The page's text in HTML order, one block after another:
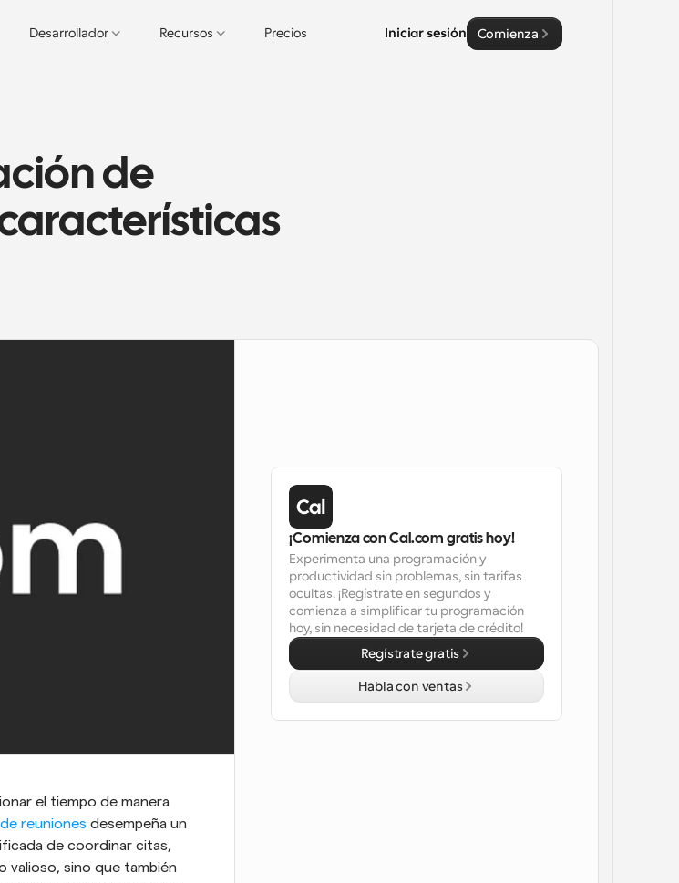
Desarrollador Recursos Precios Iniciar sesión Comienza
de
el tiempo de manera
reuniones desempeña un
de coordinar citas,
valioso, sino que también
¡Comienza con Cal.com gratis hoy!
Experimenta una programación y
productividad sin problemas, sin tarifas
ocultas. ¡Regístrate en segundos y
comienza a simplificar tu programación
hoy, sin necesidad de tarjeta de crédito!
Regístrate gratis
Habla con ventas